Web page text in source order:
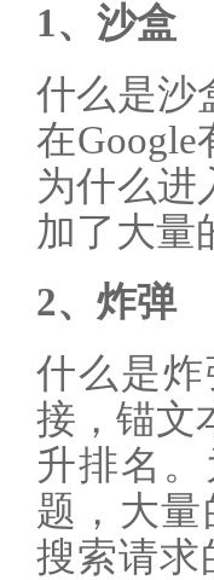
1、沙盒
什么是沙
在
为什么进
加了大量
2、炸弹
什么是
接，锚文
升排名
题，大
搜索请求